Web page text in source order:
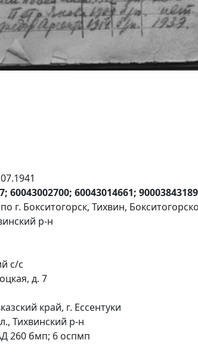
60043002700; 60043014661;
Бокситогорск, Тихвин,
р-н
с/с
д. 7
край, г. Ессентуки
Тихвинский р-н
260 бмп; 6 оспмп